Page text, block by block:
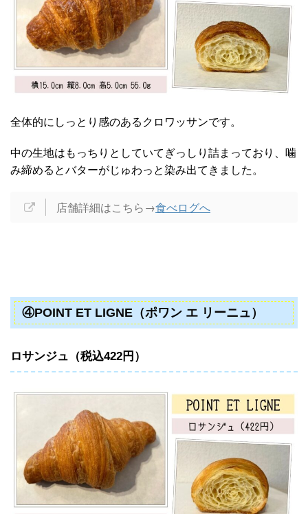
全体的にしっとり感のあるクロワッサンです。
中の生地はもっちりとしていてぎっしり詰まっており、噛
み締めるとバターがじゅわっと染み出てきました。
店舗詳細はこちら→食べログへ
④POINT ET LIGNE（ポワン エ リーニュ）
ロサンジュ（税込422円）